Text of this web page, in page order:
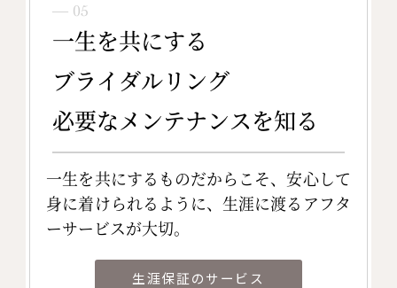
― 05
一生を共にする
ブライダルリング
必要なメンテナンスを知る
一生を共にするものだからこそ、安心して
身に着けられるように、生涯に渡るアフタ
ーサービスが大切。
生涯保証のサービス